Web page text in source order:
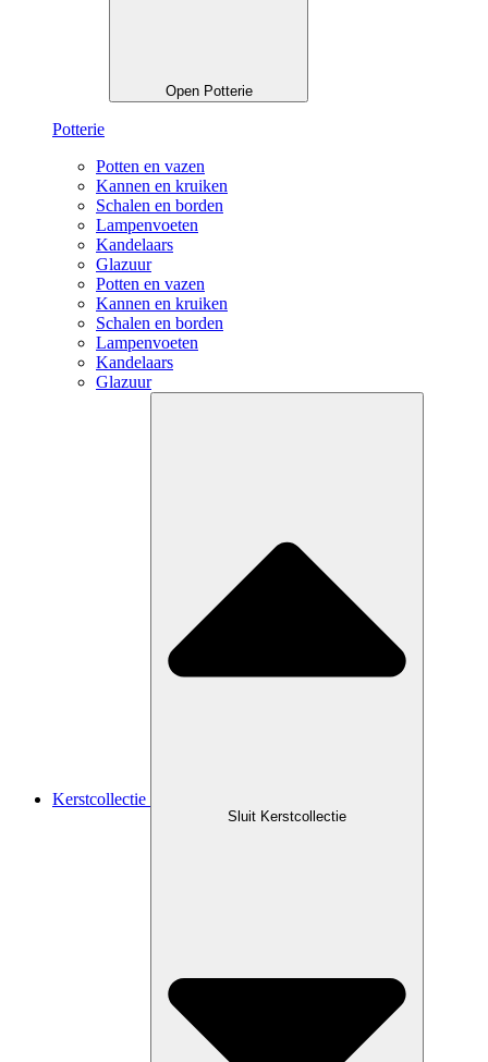
Open Potterie
Potterie
Potten en vazen
Kannen en kruiken
Schalen en borden
Lampenvoeten
Kandelaars
Glazuur
Potten en vazen
Kannen en kruiken
Schalen en borden
Lampenvoeten
Kandelaars
Glazuur
Kerstcollectie
Sluit Kerstcollectie